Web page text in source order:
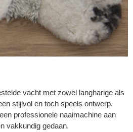
vacht met zowel langharige als
stijlvol en toch speels ontwerp.
professionele naaimachine aan
vakkundig gedaan.